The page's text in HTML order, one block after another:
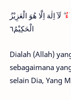
ۗ لَآ اِلٰهَ اِلَّا هُوَ الْعَزِيْزُ
الْحَكِيْمُ٦
Dialah (Allah)
sebagaimana
selain Dia, Yang